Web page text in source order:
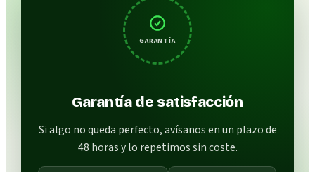
GARANTÍA
Garantía de satisfacción
Si algo no queda perfecto, avísanos en un plazo de
48 horas y lo repetimos sin coste.